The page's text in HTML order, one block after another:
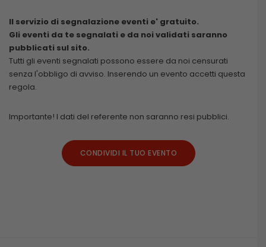
Il servizio di segnalazione eventi e' gratuito.
Gli eventi da te segnalati e da noi validati saranno
pubblicati sul sito.
Tutti gli eventi segnalati possono essere da noi censurati
senza l'obbligo di avviso. Inserendo un evento accetti questa
regola.
Importante! I dati del referente non saranno resi pubblici.
CONDIVIDI IL TUO EVENTO